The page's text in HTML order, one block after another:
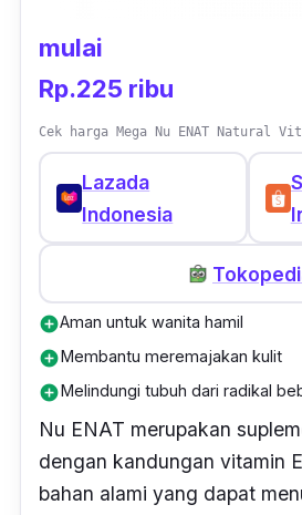
tertera berbagai informasi
termasuk cara pemakaian
berwarna biru tua gelap
sederhana.
Wellness Vitamin E 400 IU
dibanderol dengan harga
isinya cukup banyak,
cepat habis walaupun
Selain itu, manfaat yang
pun sepadan, jadi kamu tidak
membelinya. Vitamin E yang
dalamnya berasal dari bahan
tocopheryl), sehingga
mulai
Rp.225 ribu
Cek harga Mega Nu ENAT Natural
Lazada
Indonesia
add_circleAman untuk wanita hamil
add_circleMembantu meremajakan kulit
add_circleMelindungi tubuh dari radikal
Nu ENAT merupakan
dengan kandungan vitamin
bahan alami yang dapat